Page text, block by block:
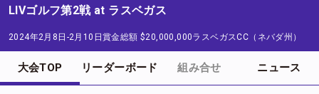
LIVゴルフ第2戦 at ラスベガス
2024年2月8日-2月10日賞金総額 $20,000,000ラスベガスCC（ネバダ州）
大会TOP リーダーボード 組み合せ ニュース